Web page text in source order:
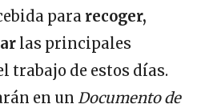
para recoger,
las principales
trabajo de estos días.
en un Documento de